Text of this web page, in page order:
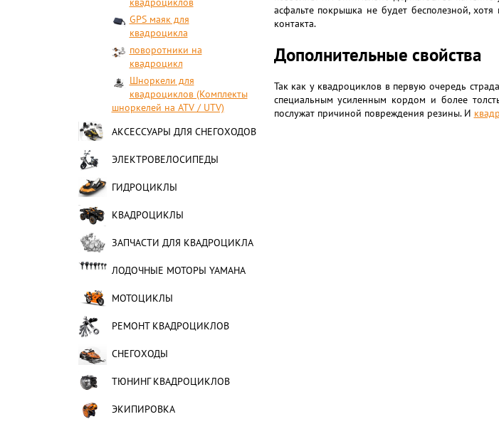
GPS маяк для
квадроцикла
поворотники на
квадроцикл
Шноркели для
квадроциклов (Комплекты
шноркелей на ATV / UTV)
АКСЕССУАРЫ ДЛЯ СНЕГОХОДОВ
ЭЛЕКТРОВЕЛОСИПЕДЫ
ГИДРОЦИКЛЫ
КВАДРОЦИКЛЫ
ЗАПЧАСТИ ДЛЯ КВАДРОЦИКЛА
ЛОДОЧНЫЕ МОТОРЫ YAMAHA
МОТОЦИКЛЫ
РЕМОНТ КВАДРОЦИКЛОВ
СНЕГОХОДЫ
ТЮНИНГ КВАДРОЦИКЛОВ
ЭКИПИРОВКА
асфальте покрышка не будет бесполезной,
контакта.
Дополнительные свойства
Так как у квадроциклов в первую очередь
специальным усиленным кордом и более
послужат причиной повреждения резины. И